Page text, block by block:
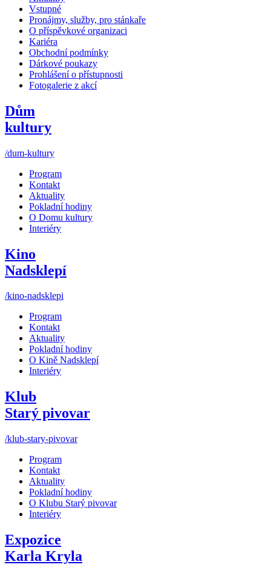
Vstupné
Pronájmy, služby, pro stánkaře
O příspěvkové organizaci
Kariéra
Obchodní podmínky
Dárkové poukazy
Prohlášení o přístupnosti
Fotogalerie z akcí
Dům
kultury
/dum-kultury
Program
Kontakt
Aktuality
Pokladní hodiny
O Domu kultury
Interiéry
Kino
Nadsklepí
/kino-nadsklepi
Program
Kontakt
Aktuality
Pokladní hodiny
O Kině Nadsklepí
Interiéry
Klub
Starý pivovar
/klub-stary-pivovar
Program
Kontakt
Aktuality
Pokladní hodiny
O Klubu Starý pivovar
Interiéry
Expozice
Karla Kryla